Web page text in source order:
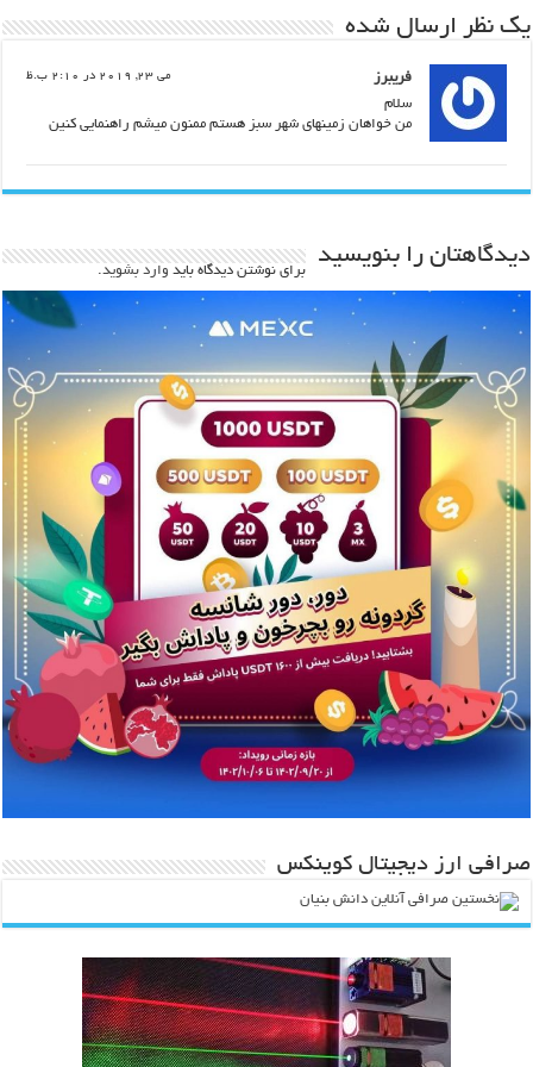
یک نظر ارسال شده
فریبرز می 23, 2019 در 2:10 ب.ظ
سلام
من خواهان زمینهای شهر سبز هستم ممنون میشم راهنمایی کنین
دیدگاهتان را بنویسید
برای نوشتن دیدگاه باید وارد بشوید.
صرافی ارز دیجیتال کوینکس